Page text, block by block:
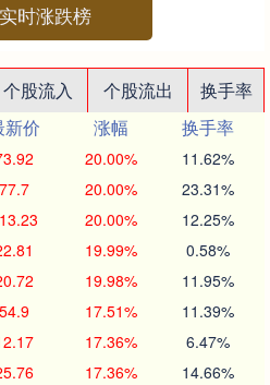
时涨跌榜
个股流入 个股流出
换手率
新价 涨幅
换手率
20.00% 11.62%
77.7 20.00% 23.31%
20.00% 12.25%
19.99% 0.58%
19.98% 11.95%
54.9 17.51% 11.39%
17.36% 6.47%
17.36% 14.66%